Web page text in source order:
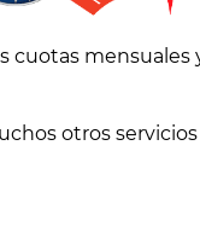
mensuales
otros